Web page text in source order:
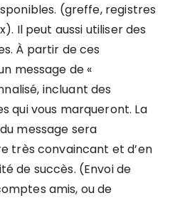
(greffe, registres
Il peut aussi utiliser des
À partir de ces
message de «
incluant des
qui vous marqueront. La
message sera
très convaincant et d’en
de succès. (Envoi de
amis, ou de